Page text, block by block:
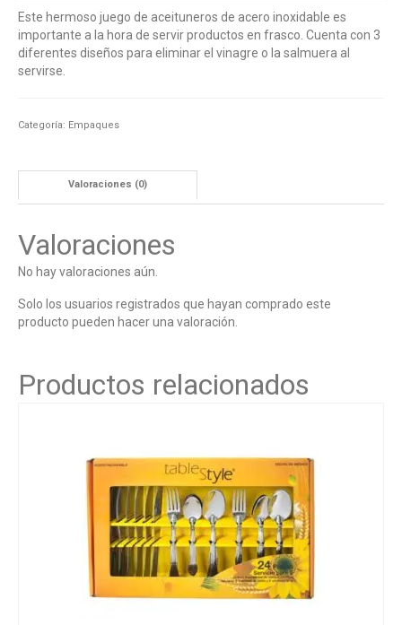
Este hermoso juego de aceituneros de acero inoxidable es
importante a la hora de servir productos en frasco. Cuenta con 3
diferentes diseños para eliminar el vinagre o la salmuera al
servirse.
Categoría: Empaques
Valoraciones (0)
Valoraciones
No hay valoraciones aún.
Solo los usuarios registrados que hayan comprado este
producto pueden hacer una valoración.
Productos relacionados